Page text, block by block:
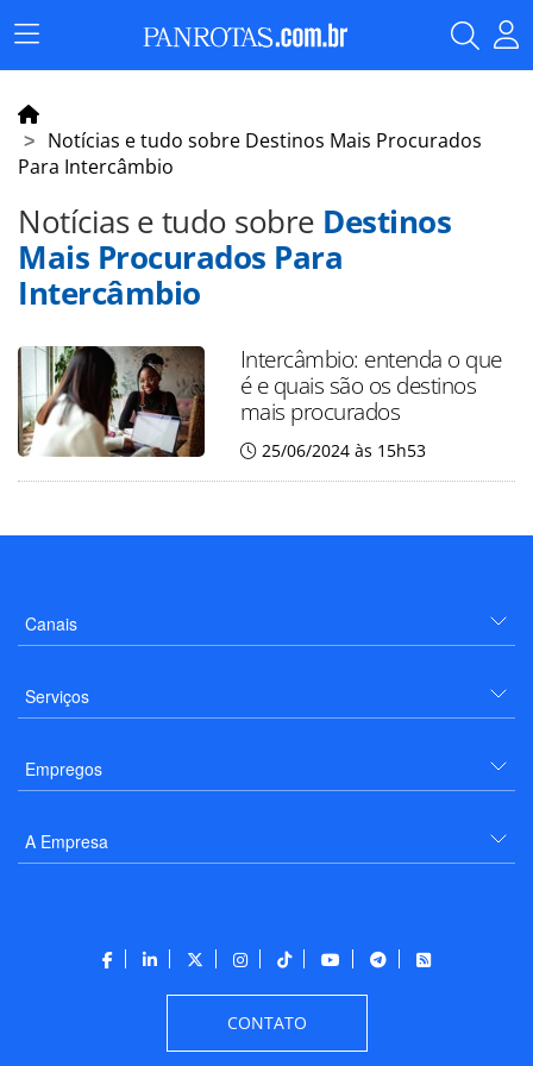
Menu
Principal
Notícias e tudo sobre Destinos Mais Procurados
Para Intercâmbio
Notícias e tudo sobre Destinos
Mais Procurados Para
Intercâmbio
Intercâmbio: entenda o que
é e quais são os destinos
mais procurados
25/06/2024 às 15h53
Canais
Serviços
Empregos
A Empresa
CONTATO